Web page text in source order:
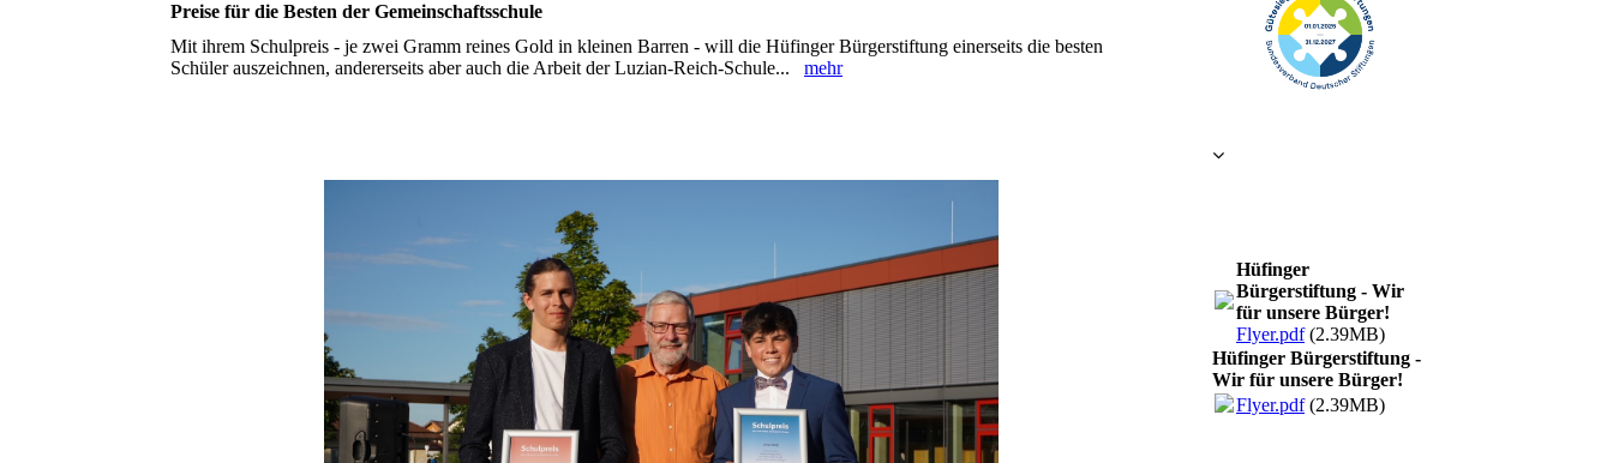
Preise für die Besten der Gemeinschaftsschule ‎
Mit ihrem Schulpreis - je zwei Gramm reines Gold in kleinen Barren - will die Hüfinger ‎Bürgerstiftung einerseits die besten
Schüler auszeichnen, andererseits aber auch die Arbeit der ‎Luzian-Reich-Schule... mehr
Hüfinger
Bürgerstiftung - Wir
für unsere Bürger!
Flyer.pdf(2.39MB)
Hüfinger Bürgerstiftung -
Wir für unsere Bürger!
Flyer.pdf(2.39MB)